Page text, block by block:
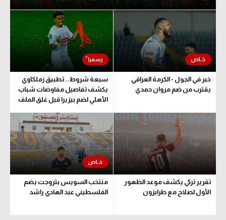
ميركاتو
تحقيق في الجول
تحليل في الجول
حكايات في الجول
كويز في الجول
فيديو في الجول
خبر في الجول - الكرمة العراقي
يقترب من ضم مروان حمدي
سبعة شروط.. تطبيق زملكاوي
يكشف تفاصيل مفاوضات شباب
الأهلي لضم بيزيرا قبل غلق الملف
تقرير تركي يكشف موعد الظهور
الأول لصلاح مع طرابزون
منتخب السويس بتروجت يضم
الفلسطيني عبد الهادي راشد